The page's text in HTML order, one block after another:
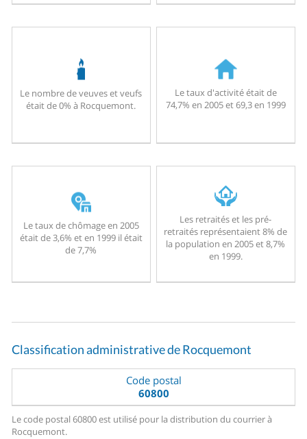
Le nombre de veuves et veufs
était de 0% à Rocquemont.
Le taux d'activité était de
74,7% en 2005 et 69,3 en 1999
Le taux de chômage en 2005
était de 3,6% et en 1999 il était
de 7,7%
Les retraités et les pré-
retraités représentaient 8% de
la population en 2005 et 8,7%
en 1999.
Classification administrative de Rocquemont
Code postal
60800
Le code postal 60800 est utilisé pour la distribution du courrier à
Rocquemont.